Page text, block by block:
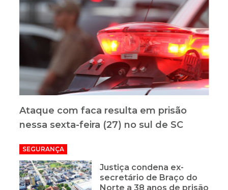
Ataque com faca resulta em prisão
nessa sexta-feira (27) no sul de SC
SEGURANÇA
Justiça condena ex-
secretário de Braço do
Norte a 38 anos de prisão